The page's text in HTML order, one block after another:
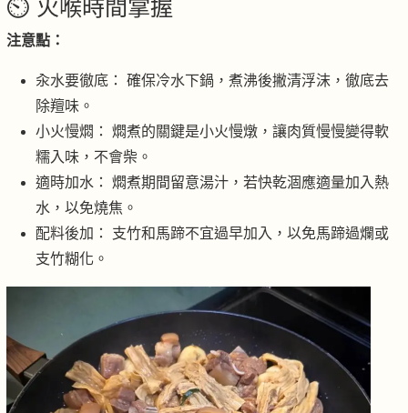
⏲️ 火喉時間掌握
注意點：
汆水要徹底： 確保冷水下鍋，煮沸後撇清浮沫，徹底去
除羶味。
小火慢燜： 燜煮的關鍵是小火慢燉，讓肉質慢慢變得軟
糯入味，不會柴。
適時加水： 燜煮期間留意湯汁，若快乾涸應適量加入熱
水，以免燒焦。
配料後加： 支竹和馬蹄不宜過早加入，以免馬蹄過爛或
支竹糊化。